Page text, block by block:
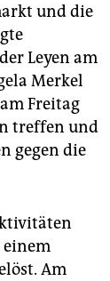
und die
Leyen am
Merkel
Freitag
treffen und
gegen die
einem
Am